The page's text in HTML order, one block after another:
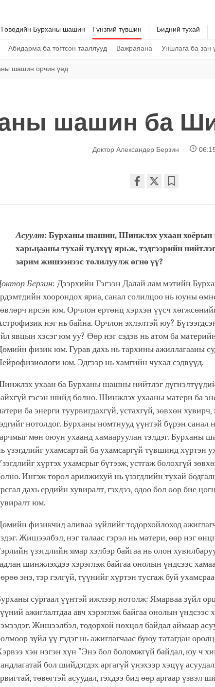
Төвөдийн Бурханы шашин Гүнзгий түвшин
Абидарма ба тогтсон тааллууд Важраяана Уншлага ба зан
Бидний тухай
шашин орчин үед
шашин ба
Доктор Александер Берзин
on
Асуулт: Бурханы шашин, Шинжлэх ухаан хоёрын
харьцааны тухай түлхүү ярьж, тэдгээрийн
зарим жишээнээс толилуулж өгнө үү?
Берзин: Дээрхийн Гэгээн Далай лам мэтийн
хоорондох яриа, санал солилцоо нь юуны
ирсэн юм. Орчлон ертөнц хэрхэн үүсч
нэг нь байна. Орчлон эхлэлтэй юу?
явцын хэсэг юм уу? Өөр нэг сэдэв нь атом ба
физик юм. Гурав дахь нь тархины ажиллагааны
юм. Эдгээр нь хамгийн чухал сэдвүүд.
ухаан ба Бурханы шашны нийтлэг
гэсэн шийд болно. Шинжлэх ухааны матери ба
ба энерги туурвигдахгүй, устахгүй, зөвхөн
нотолдог. Бурханы номтнууд үүнтэй бүрэн санал
мөн оюун ухаанд хамааруулан тэлдэг. Бурханы
үзэгдлийг ухамсартай ба ухамсаргүй түвшинд хүртэн
хүртэх ухамсрыг бүтээж, устгаж болохгүй
Ингэж төрөл арилжихуй нь үзэгдлийн тухай
дахь ердийн хувиралт, гэхдээ, одоо бол өөр бие
юм.
физикчид аливаа зүйлийг тодорхойлоход
Жишээлбэл, нэг талаас гэрэл нь матери, өөр нэг
үзэгдлийн ямар хэлбэр байгаа нь олон
шинжлэхдээ хэрэглэж байгаа онолын үндсээс
энэ, тэр гэлгүй, түүнийг хүртэн тусгаж буй
сургаал үүнтэй ижлээр нотолж: Ямарваа зүйл
ажиглалтдаа авч хэрэглэж байгаа онолын
Жишээлбэл, тодорхой нөхцөл байдал аймаар
зүйл үү гэдэг нь ажиглагчаас буюу татагдан
хэн нэгэн хүн ”Энэ бол боломжгүй байдал, юу ч
бол шийдэгдэх аргагүй үнэхээр хэцүү
төвөгтэй асуудал, гэхдээ бид өөр аргаар үзвэл